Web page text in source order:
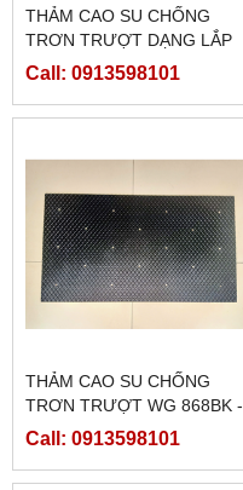
THẢM CAO SU CHỐNG
TRƠN TRƯỢT DẠNG LẮP
GHÉP - WG 8040 - ĐEN
Call: 0913598101
THẢM CAO SU CHỐNG
TRƠN TRƯỢT WG 868BK -
LÓT Ổ HEO CON
Call: 0913598101